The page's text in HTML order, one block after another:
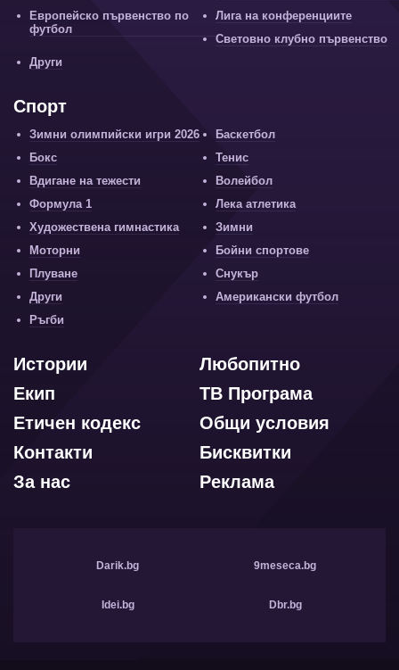
Европейско първенство по
футбол
Лига на конференциите
Световно клубно първенство
Други
Спорт
Зимни олимпийски игри 2026
Баскетбол
Бокс
Тенис
Вдигане на тежести
Волейбол
Формула 1
Лека атлетика
Художествена гимнастика
Зимни
Моторни
Бойни спортове
Плуване
Снукър
Други
Американски футбол
Ръгби
Любопитно
Истории
ТВ Програма
Екип
Общи условия
Етичен кодекс
Бисквитки
Контакти
Реклама
За нас
Darik.bg 9meseca.bg
Idei.bg Dbr.bg